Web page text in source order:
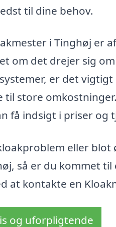
til dine behov.
i Tinghøj er
om det drejer sig
er det
til store
få indsigt i priser og
eller
så er du kommet
at kontakte en
og uforpligtende